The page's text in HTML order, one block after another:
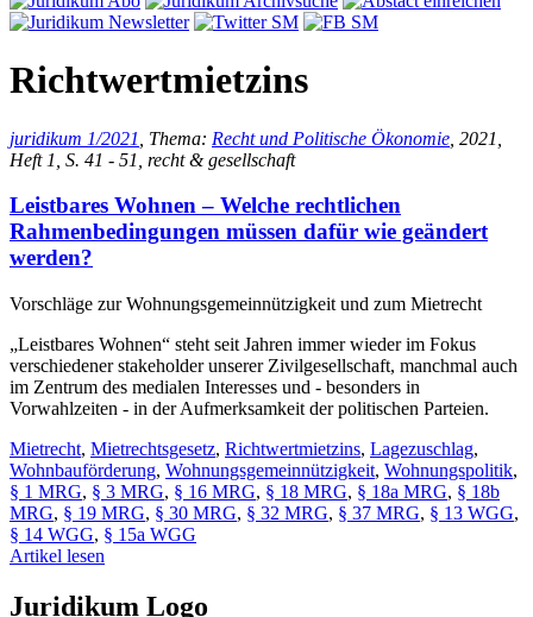
Richtwertmietzins
juridikum 1/2021 , Thema: Recht und Politische Ökonomie , 2021,
Heft 1, S. 41 - 51, recht & gesellschaft
Leistbares Wohnen – Welche rechtlichen
Rahmenbedingungen müssen dafür wie geändert
werden?
Vorschläge zur Wohnungsgemeinnützigkeit und zum Mietrecht
„Leistbares Wohnen“ steht seit Jahren immer wieder im Fokus
verschiedener stakeholder unserer Zivilgesellschaft, manchmal auch
im Zentrum des medialen Interesses und - besonders in
Vorwahlzeiten - in der Aufmerksamkeit der politischen Parteien.
Mietrecht, Mietrechtsgesetz, Richtwertmietzins, Lagezuschlag,
Wohnbauförderung, Wohnungsgemeinnützigkeit, Wohnungspolitik,
§ 1 MRG, § 3 MRG, § 16 MRG, § 18 MRG, § 18a MRG, § 18b
MRG, § 19 MRG, § 30 MRG, § 32 MRG, § 37 MRG, § 13 WGG,
§ 14 WGG, § 15a WGG
Artikel lesen
Juridikum Logo